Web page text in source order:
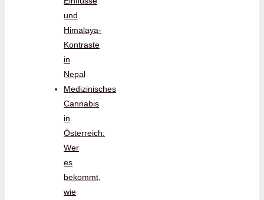
und
Himalaya-
Kontraste
in
Nepal
Medizinisches
Cannabis
in
Österreich:
Wer
es
bekommt,
wie